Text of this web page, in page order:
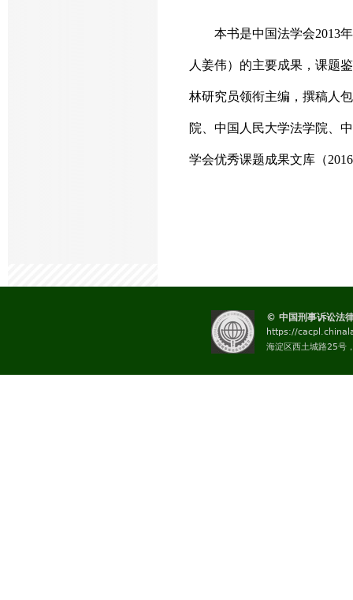
本书是中国法学会2013
人姜伟）的主要成果，课题
林研究员领衔主编，撰稿人
院、中国人民大学法学院、
学会优秀课题成果文库（
© 中国刑事诉讼法
https://
海淀区西土城路25号